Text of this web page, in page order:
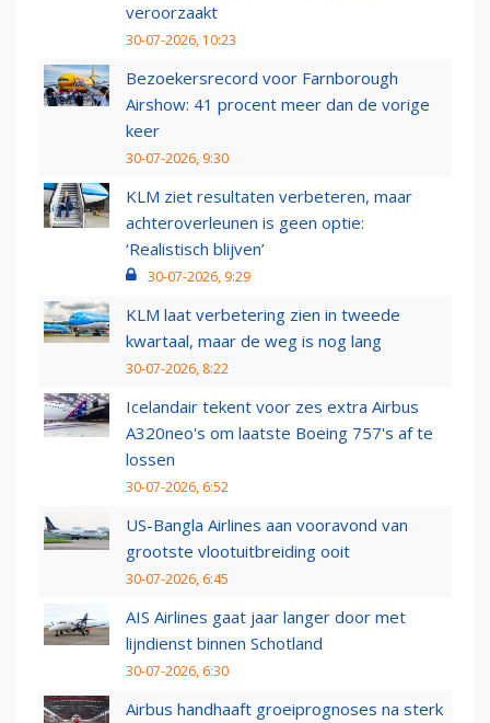
veroorzaakt
30-07-2026, 10:23
Bezoekersrecord voor Farnborough
Airshow: 41 procent meer dan de vorige
keer
30-07-2026, 9:30
KLM ziet resultaten verbeteren, maar
achteroverleunen is geen optie:
‘Realistisch blijven’
30-07-2026, 9:29
KLM laat verbetering zien in tweede
kwartaal, maar de weg is nog lang
30-07-2026, 8:22
Icelandair tekent voor zes extra Airbus
A320neo's om laatste Boeing 757's af te
lossen
30-07-2026, 6:52
US-Bangla Airlines aan vooravond van
grootste vlootuitbreiding ooit
30-07-2026, 6:45
AIS Airlines gaat jaar langer door met
lijndienst binnen Schotland
30-07-2026, 6:30
Airbus handhaaft groeiprognoses na sterk